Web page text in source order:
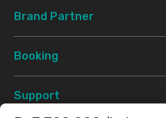
Brand Partner
Booking
Support